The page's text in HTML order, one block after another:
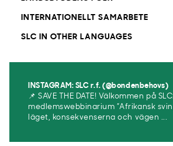
INTERNATIONELLT SAMARBETE
SLC IN OTHER LANGUAGES
INSTAGRAM: SLC r.f. (@bondenbehovs)
📌 SAVE THE DATE! Välkommen på
medlemswebbinarium ”Afrikansk
läget, konsekvenserna och vägen ...